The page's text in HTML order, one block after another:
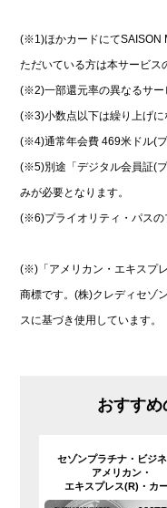
(※1)ほかカードにてSAISON
ただいている方は本サービス
(※2)一部還元率の異なるサー
(※3)小数点以下は繰り上げに
(※4)通常年会費 469米ドル(
(※5)別途「デジタル会員証(
みが必要となります。
(※6)プライオリティ・パスの
(※)「アメリカン・エキスプ
商標です。(株)クレディセゾ
スに基づき使用しています。
おすす
セゾンプラチナ・ ビジ
アメリカン・
エキスプレス(R)・ カ